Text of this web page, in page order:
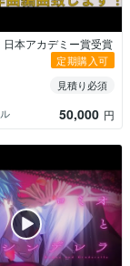
日本アカデミー賞受賞
定期購入可
見積り必須
50,000 円